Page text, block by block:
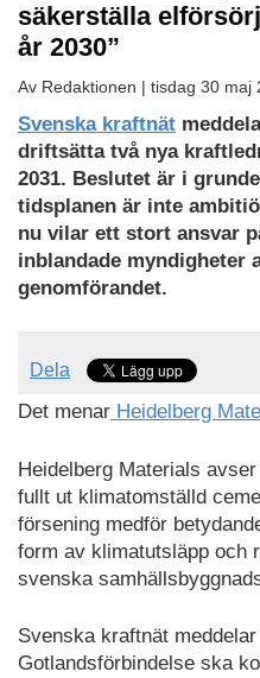
säkerställa
år 2030”
Av Redaktionen | tisdag 30 maj
Svenska kraftnät
driftsätta två nya
2031. Beslutet är i
tidsplanen är inte
nu vilar ett stort ansvar
inblandade myndigheter
genomförandet.
Dela
Det menar Heidelberg
Heidelberg Materials
fullt ut klimatomställd
försening medför
form av klimatutsläpp och
svenska
Svenska kraftnät
Gotlandsförbindelse ska